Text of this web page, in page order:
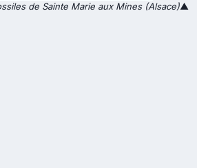
de Sainte Marie aux Mines (Alsace)▲